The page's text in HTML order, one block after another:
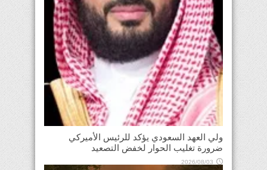
ولي العهد السعودي يؤكد للرئيس الأميركي
ضرورة تغليب الحوار لخفض التصعيد
2026/08/03